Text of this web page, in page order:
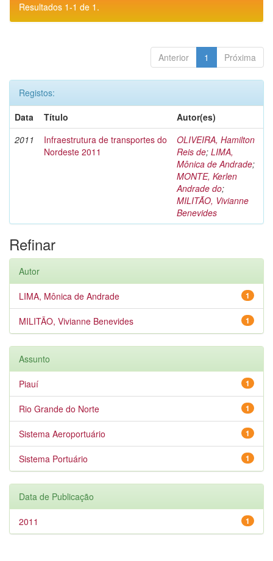
Resultados 1-1 de 1.
Anterior 1 Próxima
Registos:
Data
Título
Autor(es)
2011
Infraestrutura de transportes do
Nordeste 2011
OLIVEIRA, Hamilton
Reis de; LIMA,
Mônica de Andrade;
MONTE, Kerlen
Andrade do;
MILITÃO, Vivianne
Benevides
Refinar
Autor
1
LIMA, Mônica de Andrade
1
MILITÃO, Vivianne Benevides
Assunto
1
Piauí
1
Rio Grande do Norte
1
Sistema Aeroportuário
1
Sistema Portuário
Data de Publicação
1
2011